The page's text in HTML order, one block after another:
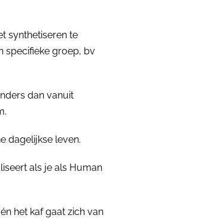
synthetiseren te
specifieke groep, bv
dan vanuit
dagelijkse leven.
als je als Human
het kaf gaat zich van